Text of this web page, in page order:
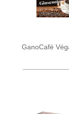
GanoCafé